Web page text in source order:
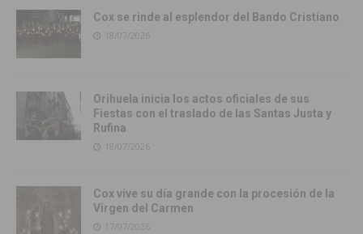
Cox se rinde al esplendor del Bando Cristiano
18/07/2026
Orihuela inicia los actos oficiales de sus
Fiestas con el traslado de las Santas Justa y
Rufina
18/07/2026
Cox vive su día grande con la procesión de la
Virgen del Carmen
17/07/2026